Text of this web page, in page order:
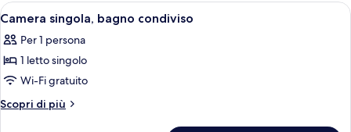
Apri
tutte
le
foto
per
Camera
Un letto ben rifatto con
6
Camera singola, bagno condiviso
Per 1 persona
1 letto singolo
Wi-Fi gratuito
Scopri di più
Altri